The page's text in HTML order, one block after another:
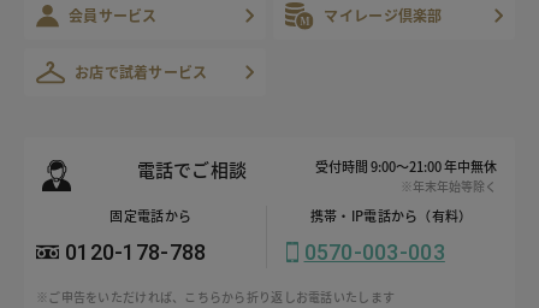
会員サービス マイレージ倶楽部
お店で試着サービス
電話でご相談 受付時間 9:00～21:00 年中無休
※年末年始等除く
固定電話から
0120-178-788
携帯・IP電話から（有料）
0570-003-003
※ご申告をいただければ、こちらから折り返しお電話いたします